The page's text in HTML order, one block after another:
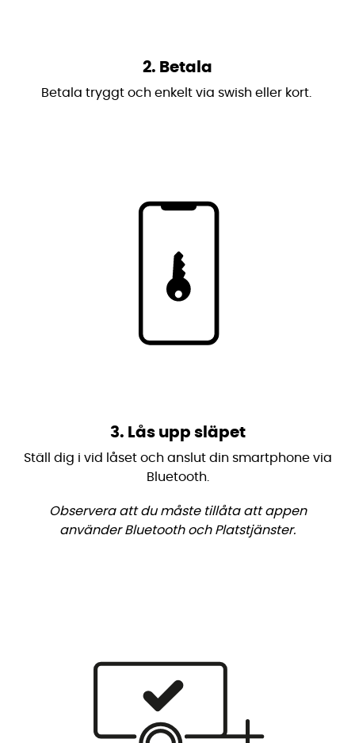
2. Betala
Betala tryggt och enkelt via swish eller kort.
3. Lås upp släpet
Ställ dig i vid låset och anslut din smartphone via
Bluetooth.
Observera att du måste tillåta att appen
använder Bluetooth och Platstjänster.